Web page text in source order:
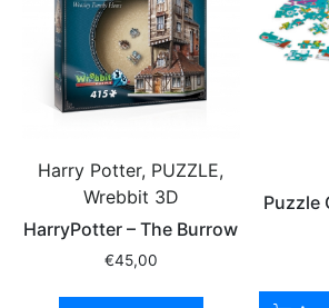
Harry Potter, PUZZLE,
Wrebbit 3D
HarryPotter – The Burrow
€45,00
Puzzle